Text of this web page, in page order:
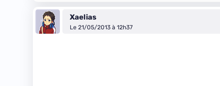
Xaelias
Le 21/05/2013 à 12h37